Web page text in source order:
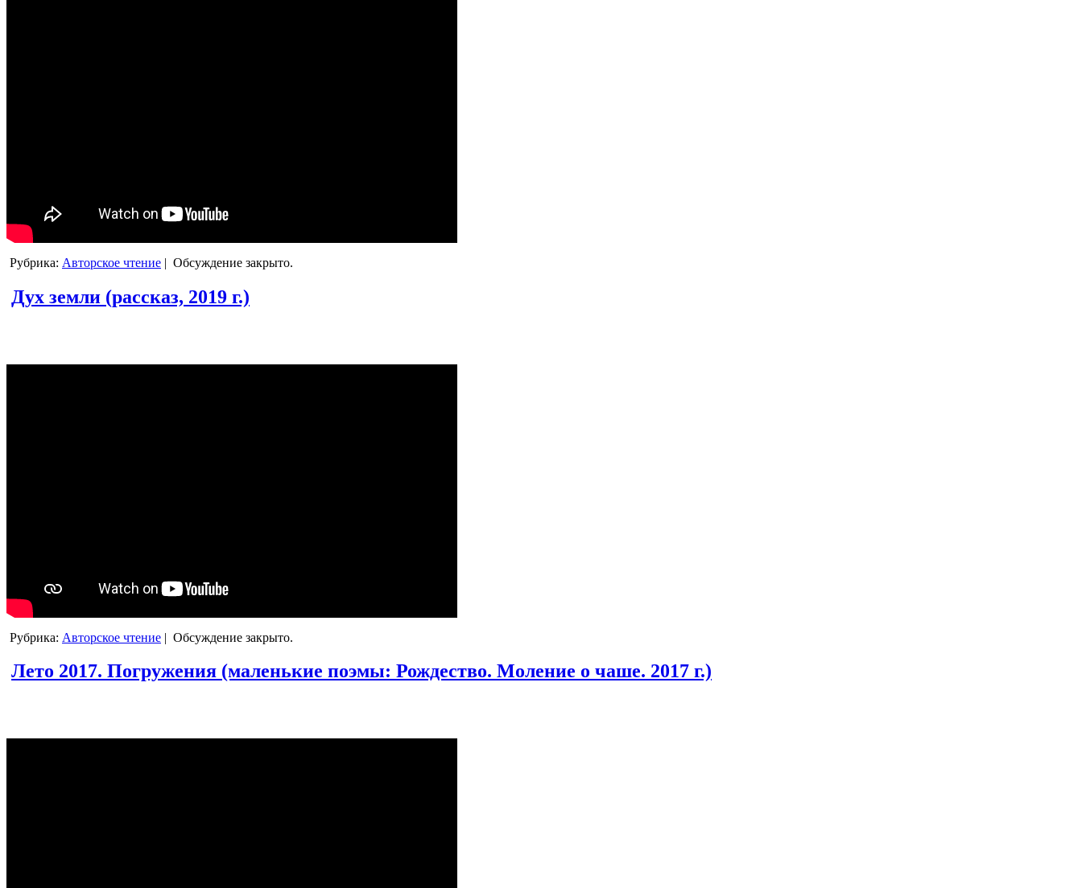
Рубрика: Авторское чтение | Обсуждение закрыто.
Дух земли (рассказ, 2019 г.)
Рубрика: Авторское чтение | Обсуждение закрыто.
Лето 2017. Погружения (маленькие поэмы: Рождество. Моление о чаше. 2017 г.)